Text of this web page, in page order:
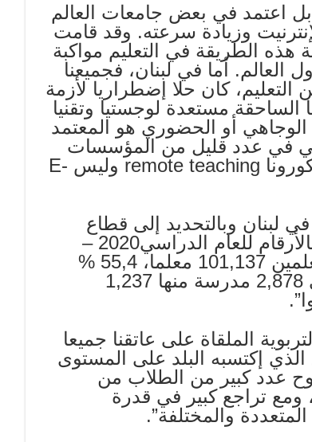
اعتمد في بعض جامعات العالم
الإنترنيت وزيادة سرعته. وقد قامت
هذه الطريقة في التعليم مواكبة
العالم. أما في لبنان، فجميعنا
كان حلا إضطراريا لأزمة
الساحقة مستعدة لوجستيا وتقنيا
أو الحضوري هو المعتمد
في عدد قليل من المؤسسات
التعليمية، وهذا جعل الذي حصل في لبنان بسبب الكورونا remote teaching وليس E-
لبنان وبالتحديد إلى قطاع
التعليم الأساسي والثانوي موضوع منتداكم اليوم، وبالأرقام للعام الدراسي2020 –
2021 ، فإن عدد التلامذة بلغ 1,069,826، وعدد المعلمين 101,137 معلما، 55,4 %
منهم في الملاك و 38,5 % في التعاقد موزعين على 2,878 مدرسة منها 1,237
الملقاة على عاتقنا جميعا
إكتسبه البلد على المستوى
عدد كبير من الطلاب من
ومع تراجع كبير في قدرة
والمختلفة”.